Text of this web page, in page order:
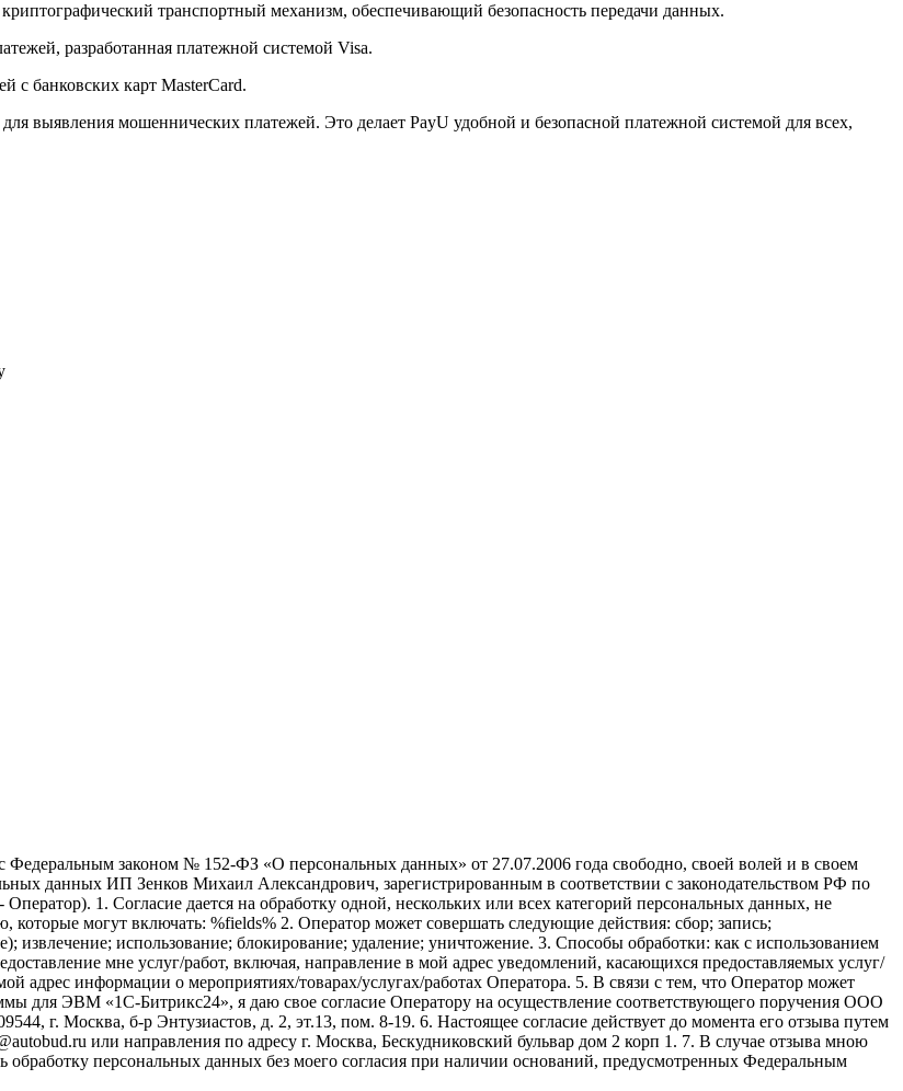
транспортный механизм, обеспечивающий безопасность передачи данных.
разработанная платежной системой Visa.
с банковских карт MasterCard.
выявления мошеннических платежей. Это делает PayU удобной и безопасной платежной системой для всех,
Федеральным законом № 152-ФЗ «О персональных данных» от 27.07.2006 года свободно, своей волей и в своем
данных ИП Зенков Михаил Александрович, зарегистрированным в соответствии с законодательством РФ по
1. Согласие дается на обработку одной, нескольких или всех категорий персональных данных, не
могут включать: %fields% 2. Оператор может совершать следующие действия: сбор; запись;
извлечение; использование; блокирование; удаление; уничтожение. 3. Способы обработки: как с использованием
мне услуг/работ, включая, направление в мой адрес уведомлений, касающихся предоставляемых услуг/
адрес информации о мероприятиях/товарах/услугах/работах Оператора. 5. В связи с тем, что Оператор может
для ЭВМ «1С-Битрикс24», я даю свое согласие Оператору на осуществление соответствующего поручения ООО
г. Москва, б-р Энтузиастов, д. 2, эт.13, пом. 8-19. 6. Настоящее согласие действует до момента его отзыва путем
или направления по адресу г. Москва, Бескудниковский бульвар дом 2 корп 1. 7. В случае отзыва мною
персональных данных без моего согласия при наличии оснований, предусмотренных Федеральным